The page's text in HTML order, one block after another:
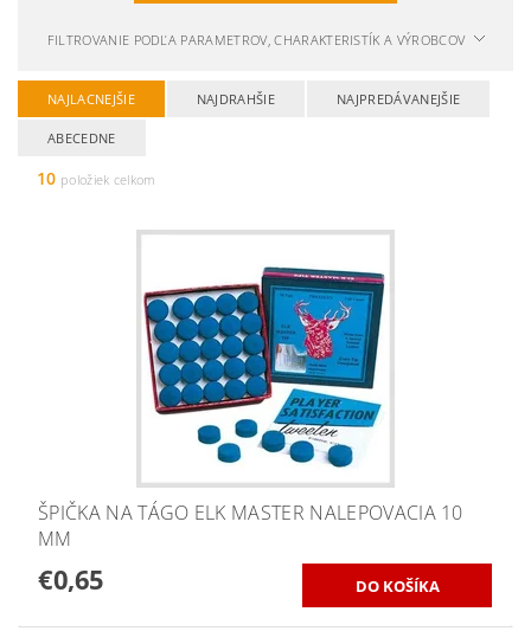
FILTROVANIE PODĽA PARAMETROV, CHARAKTERISTÍK A VÝROBCOV
NAJLACNEJŠIE NAJDRAHŠIE NAJPREDÁVANEJŠIE
ABECEDNE
10 položiek celkom
ŠPIČKA NA TÁGO ELK MASTER NALEPOVACIA 10
MM
€0,65